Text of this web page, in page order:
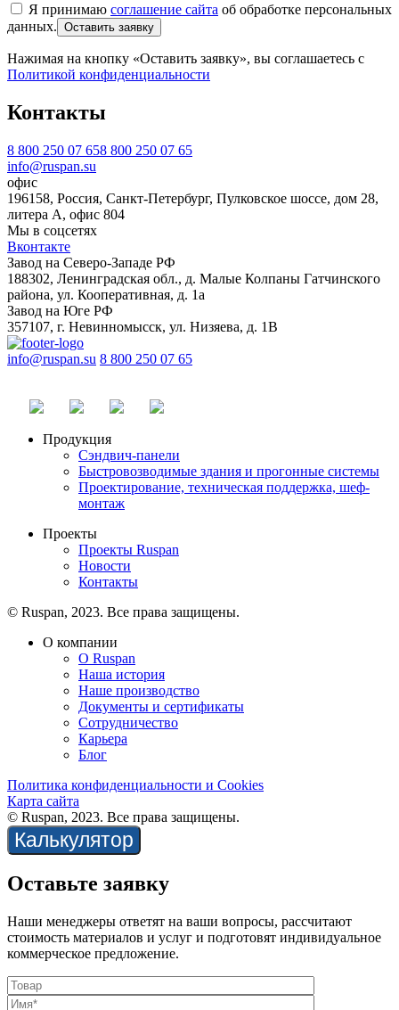
Я принимаю соглашение сайта об обработке персональных
данных.
Нажимая на кнопку «Оставить заявку», вы соглашаетесь с
Политикой конфиденциальности
Контакты
8 800 250 07 658 800 250 07 65
info@ruspan.su
офис
196158, Россия, Санкт-Петербург, Пулковское шоссе, дом 28,
литера А, офис 804
Мы в соцсетях
Вконтакте
Завод на Северо-Западе РФ
188302, Ленинградская обл., д. Малые Колпаны Гатчинского
района, ул. Кооперативная, д. 1а
Завод на Юге РФ
357107, г. Невинномысск, ул. Низяева, д. 1В
info@ruspan.su 8 800 250 07 65
Продукция
Сэндвич-панели
Быстровозводимые здания и прогонные системы
Проектирование, техническая поддержка, шеф-
монтаж
Проекты
Проекты Ruspan
Новости
Контакты
© Ruspan, 2023. Все права защищены.
О компании
О Ruspan
Наша история
Наше производство
Документы и сертификаты
Сотрудничество
Карьера
Блог
Политика конфиденциальности и Cookies
Карта сайта
© Ruspan, 2023. Все права защищены.
Калькулятор
Оставьте заявку
Наши менеджеры ответят на ваши вопросы, рассчитают
стоимость материалов и услуг и подготовят индивидуальное
коммерческое предложение.